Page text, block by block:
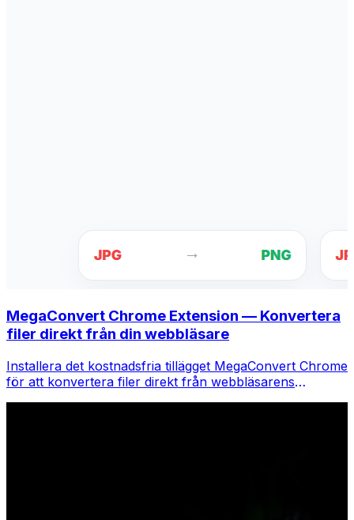
MegaConvert Chrome Extension — Konvertera
filer direkt från din webbläsare
Installera det kostnadsfria tillägget MegaConvert Chrome
för att konvertera filer direkt från webbläsarens